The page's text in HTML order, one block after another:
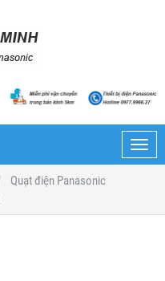
Quạt điện Panasonic